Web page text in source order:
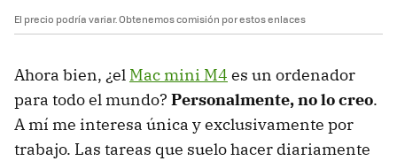
El precio podría variar. Obtenemos comisión por estos enlaces
Ahora bien, ¿el Mac mini M4 es un ordenador
para todo el mundo? Personalmente, no lo creo.
A mí me interesa única y exclusivamente por
trabajo. Las tareas que suelo hacer diariamente